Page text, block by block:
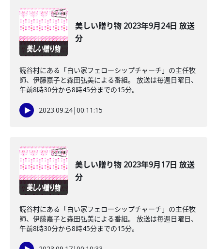
美しい贈り物 2023年9月24日 放送
分
読谷村にある「白い家フェローシップチャーチ」の主任牧
師、伊藤嘉子と森田弘美による番組。 放送は毎週日曜日、
午前8時30分から8時45分までの15分。
2023.09.24|00:11:15
美しい贈り物 2023年9月17日 放送
分
読谷村にある「白い家フェローシップチャーチ」の主任牧
師、伊藤嘉子と森田弘美による番組。 放送は毎週日曜日、
午前8時30分から8時45分までの15分。